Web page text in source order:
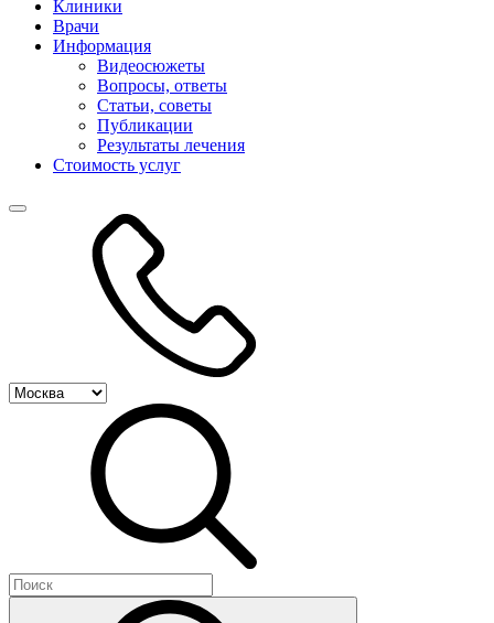
Клиники
Врачи
Информация
Видеосюжеты
Вопросы, ответы
Статьи, советы
Публикации
Результаты лечения
Стоимость услуг